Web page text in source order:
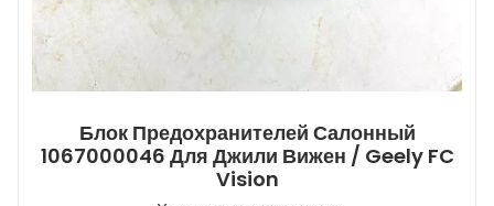
Блок Предохранителей Салонный
1067000046 Для Джили Вижен / Geely FC
Vision